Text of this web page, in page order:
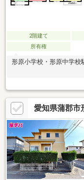
2階建て
所有権
形原小学校・形原中学校
愛知県蒲郡市